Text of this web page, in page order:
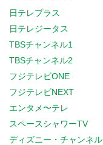
日テレプラス
日テレジータス
TBSチャンネル1
TBSチャンネル2
フジテレビONE
フジテレビNEXT
エンタメ〜テレ
スペースシャワーTV
ディズニー・チャンネル